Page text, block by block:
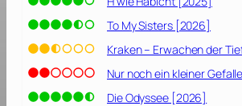
To My Sisters [2026]
Kraken – Erwachen der
Nur noch ein kleiner
Die Odyssee [2026]